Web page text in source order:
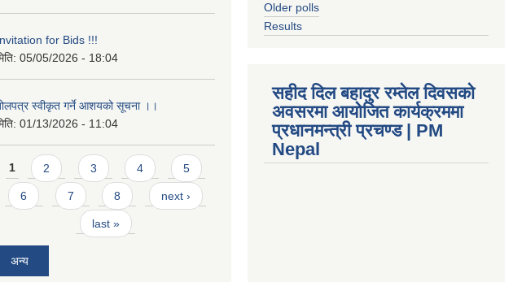
for Bids !!!
05/05/2026 - 18:04
स्वीकृत गर्ने आशयको सूचना ।।
01/13/2026 - 11:04
Pages
1 2 3 4 5
6 7 8 next ›
last »
अन्य
Older polls
Results
सहीद दिल बहादुर रम्तेल दिवसको
अवसरमा आयोजित कार्यक्रममा
प्रधानमन्त्री प्रचण्ड | PM
Nepal